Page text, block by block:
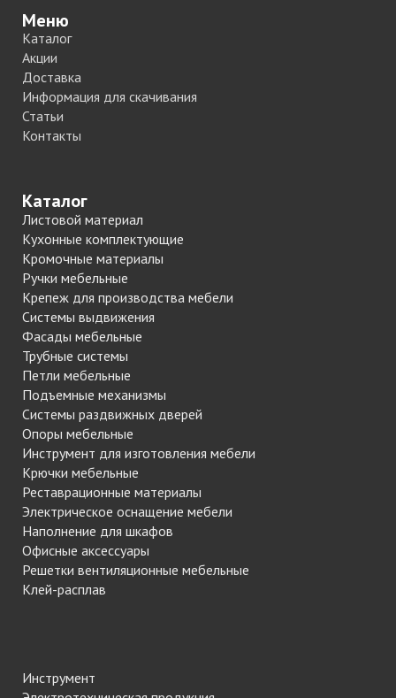
Меню
Каталог
Акции
Доставка
Информация для скачивания
Статьи
Контакты
Каталог
Листовой материал
Кухонные комплектующие
Кромочные материалы
Ручки мебельные
Крепеж для производства мебели
Системы выдвижения
Фасады мебельные
Трубные системы
Петли мебельные
Подъемные механизмы
Системы раздвижных дверей
Опоры мебельные
Инструмент для изготовления мебели
Крючки мебельные
Реставрационные материалы
Электрическое оснащение мебели
Наполнение для шкафов
Офисные аксессуары
Решетки вентиляционные мебельные
Клей-расплав
Инструмент